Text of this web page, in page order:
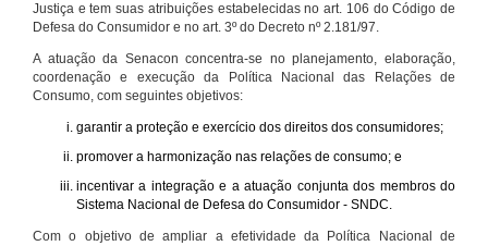
Justiça e tem suas atribuições estabelecidas no art. 106 do Código de
Defesa do Consumidor e no art. 3º do Decreto nº 2.181/97.
A atuação da Senacon concentra-se no planejamento, elaboração,
coordenação e execução da Política Nacional das Relações de
Consumo, com seguintes objetivos:
garantir a proteção e exercício dos direitos dos consumidores;
promover a harmonização nas relações de consumo; e
incentivar a integração e a atuação conjunta dos membros do
Sistema Nacional de Defesa do Consumidor - SNDC.
Com o objetivo de ampliar a efetividade da Política Nacional de